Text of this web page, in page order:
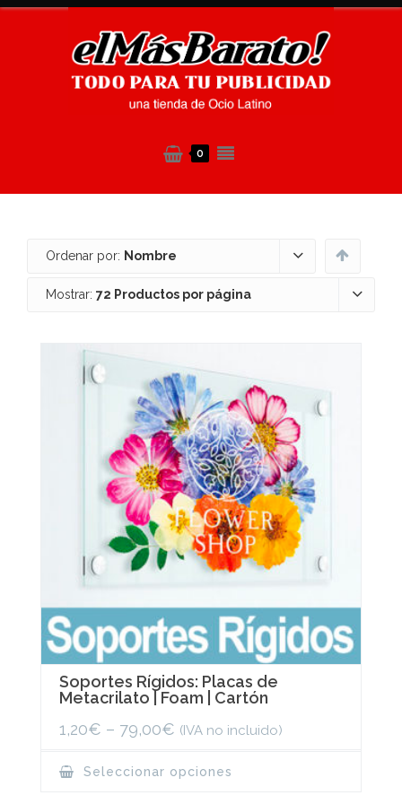
0
Ordenar por: Nombre
Mostrar: 72 Productos por página
Soportes Rígidos: Placas de
Metacrilato | Foam | Cartón
1,20€ – 79,00€ (IVA no incluido)
Seleccionar opciones